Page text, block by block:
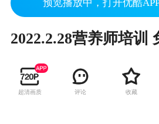
预览播放中，打开优酷
超清画质 评论 收藏